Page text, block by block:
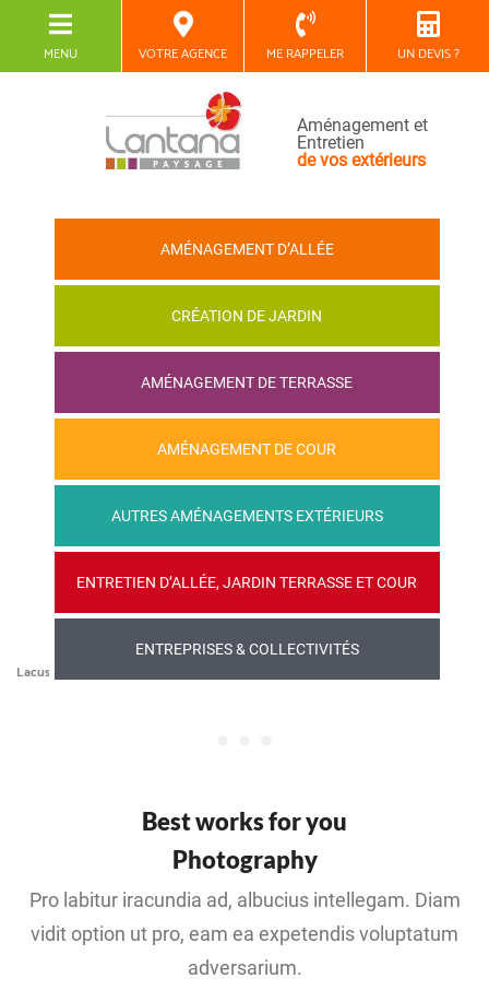
MENU VOTRE AGENCE ME RAPPELER UN DEVIS ?
Aménagement et
Entretien
de vos extérieurs
AMÉNAGEMENT D’ALLÉE
CRÉATION DE JARDIN
AMÉNAGEMENT DE TERRASSE
AMÉNAGEMENT DE COUR
AUTRES AMÉNAGEMENTS EXTÉRIEURS
ENTRETIEN D’ALLÉE, JARDIN TERRASSE ET COUR
ENTREPRISES & COLLECTIVITÉS
Lacus Est Neque Potenti
Best works for you
Photography
Pro labitur iracundia ad, albucius intellegam. Diam
vidit option ut pro, eam ea expetendis voluptatum
adversarium.